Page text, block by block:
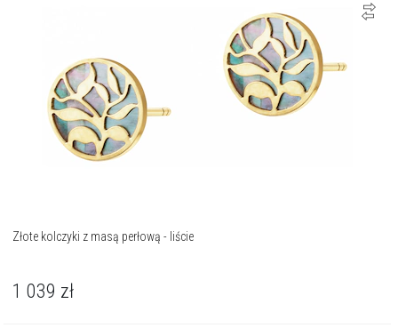
Złote kolczyki z masą perłową - liście
1 039 zł